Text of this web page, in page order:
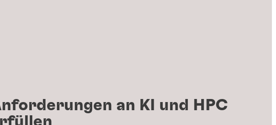
an KI und HPC